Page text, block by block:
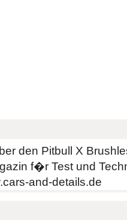
den Pitbull X
f�r Test und
and-details.de